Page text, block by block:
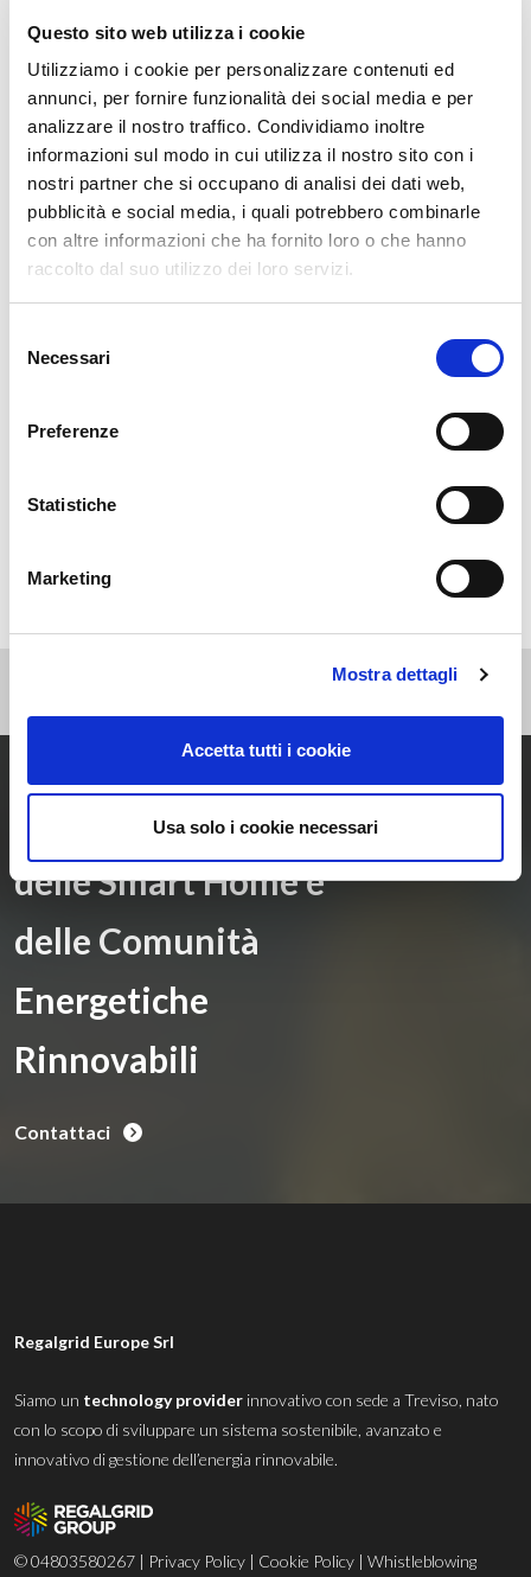
Questo sito web utilizza i cookie
Utilizziamo i cookie per personalizzare contenuti ed
annunci, per fornire funzionalità dei social media e per
analizzare il nostro traffico. Condividiamo inoltre
informazioni sul modo in cui utilizza il nostro sito con i
nostri partner che si occupano di analisi dei dati web,
pubblicità e social media, i quali potrebbero combinarle
con altre informazioni che ha fornito loro o che hanno
raccolto dal suo utilizzo dei loro servizi.
delNecessari
Preferenze
Statistiche
Marketing
Mostra dettagli
Accetta tutti i cookie
Usa solo i cookie necessari
a fattor comune tra i soci di ciascuna comunità energetica per
Südtirol e Regalgrid crede in questa opportunità del tutto
inedita e per questo ha messo e metterà campo importanti
virtuoso.
Press
Entra ora nel mondo
delle Smart Home e
delle Comunità
Energetiche
Rinnovabili
Contattaci
Regalgrid Europe Srl
Siamo un technology provider innovativo con sede a Treviso, nato
con lo scopo di sviluppare un sistema sostenibile, avanzato e
innovativo di gestione dell’energia rinnovabile.
© 04803580267 | Privacy Policy | Cookie Policy | Whistleblowing